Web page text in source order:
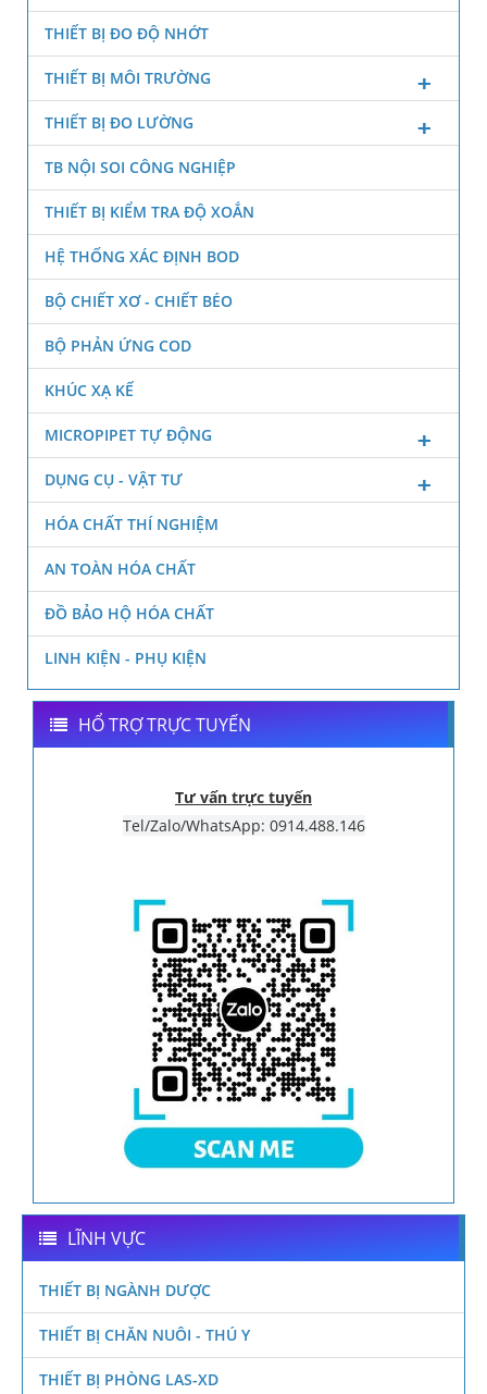
THIẾT BỊ ĐO ĐỘ NHỚT
THIẾT BỊ MÔI TRƯỜNG
THIẾT BỊ ĐO LƯỜNG
TB NỘI SOI CÔNG NGHIỆP
THIẾT BỊ KIỂM TRA ĐỘ XOẮN
HỆ THỐNG XÁC ĐỊNH BOD
BỘ CHIẾT XƠ - CHIẾT BÉO
BỘ PHẢN ỨNG COD
KHÚC XẠ KẾ
MICROPIPET TỰ ĐỘNG
DỤNG CỤ - VẬT TƯ
HÓA CHẤT THÍ NGHIỆM
AN TOÀN HÓA CHẤT
ĐỒ BẢO HỘ HÓA CHẤT
LINH KIỆN - PHỤ KIỆN
HỔ TRỢ TRỰC TUYẾN
Tư vấn trực tuyến
Tel/Zalo/WhatsApp: 0914.488.146
LĨNH VỰC
THIẾT BỊ NGÀNH DƯỢC
THIẾT BỊ CHĂN NUÔI - THÚ Y
THIẾT BỊ PHÒNG LAS-XD